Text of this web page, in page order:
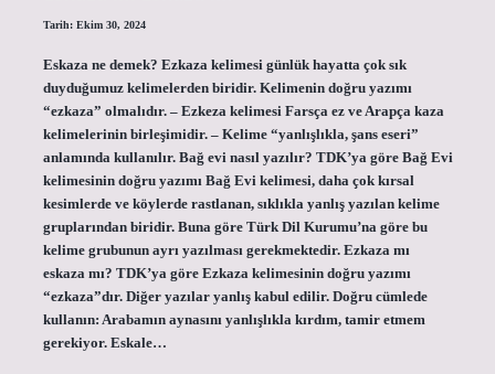
Tarih: Ekim 30, 2024
Eskaza ne demek? Ezkaza kelimesi günlük hayatta çok sık
duyduğumuz kelimelerden biridir. Kelimenin doğru yazımı
“ezkaza” olmalıdır. – Ezkeza kelimesi Farsça ez ve Arapça kaza
kelimelerinin birleşimidir. – Kelime “yanlışlıkla, şans eseri”
anlamında kullanılır. Bağ evi nasıl yazılır? TDK’ya göre Bağ Evi
kelimesinin doğru yazımı Bağ Evi kelimesi, daha çok kırsal
kesimlerde ve köylerde rastlanan, sıklıkla yanlış yazılan kelime
gruplarından biridir. Buna göre Türk Dil Kurumu’na göre bu
kelime grubunun ayrı yazılması gerekmektedir. Ezkaza mı
eskaza mı? TDK’ya göre Ezkaza kelimesinin doğru yazımı
“ezkaza”dır. Diğer yazılar yanlış kabul edilir. Doğru cümlede
kullanın: Arabamın aynasını yanlışlıkla kırdım, tamir etmem
gerekiyor. Eskale…